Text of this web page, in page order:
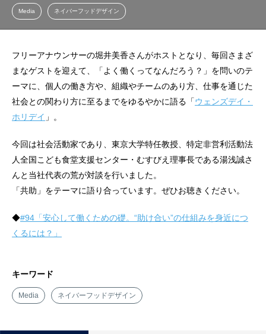
Media ネイバーフッドデザイン
フリーアナウンサーの堀井美香さんがホストとなり、毎回さまざ
まなゲストを迎えて、「よく働くってなんだろう？」を問いのテ
ーマに、個人の働き方や、組織やチームのあり方、仕事を通じた
社会との関わり方に至るまでをゆるやかに語る「ウェンズデイ・
ホリデイ 」。
今回は社会活動家であり、東京大学特任教授、特定非営利活動法
人全国こども食堂支援センター・むすびえ理事長である湯浅誠さ
んと当社代表の荒が対談を行いました。
「共助」をテーマに語り合っています。ぜひお聴きください。
◆#94「安心して働くための礎。“助け合い”の仕組みを身近につ
くるには？」
キーワード
Media ネイバーフッドデザイン